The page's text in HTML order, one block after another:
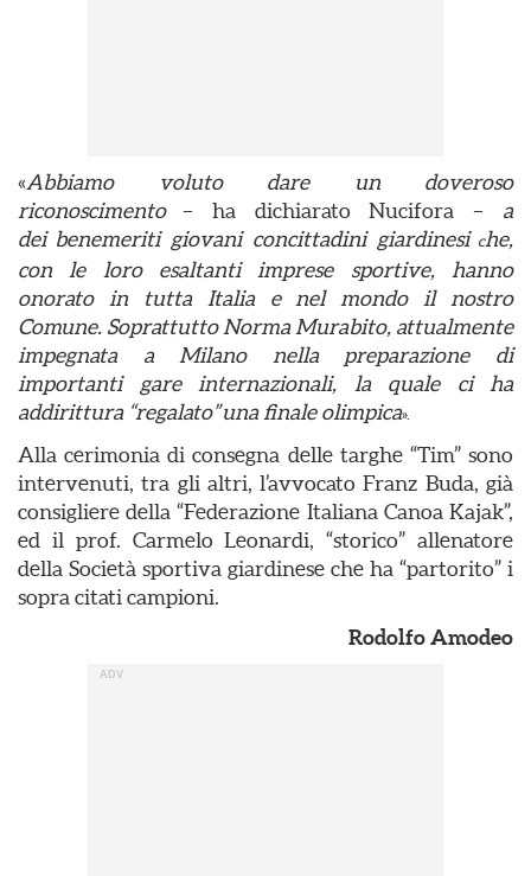
«Abbiamo voluto dare un doveroso
riconoscimento– ha dichiarato Nucifora – a
dei benemeriti giovani concittadini giardinesiche,
con le loro esaltanti imprese sportive, hanno
onorato in tutta Italia e nel mondo il nostro
Comune. Soprattutto Norma Murabito, attualmente
impegnata a Milano nella preparazione di
importanti gare internazionali, la quale ci ha
addirittura “regalato” una finale olimpica».
Alla cerimonia di consegna delle targhe “Tim” sono
intervenuti, tra gli altri, l’avvocato Franz Buda, già
consigliere della “Federazione Italiana Canoa Kajak”,
ed il prof. Carmelo Leonardi, “storico” allenatore
della Società sportiva giardinese che ha “partorito” i
sopra citati campioni.
Rodolfo Amodeo